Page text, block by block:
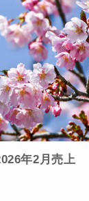
年2月売上